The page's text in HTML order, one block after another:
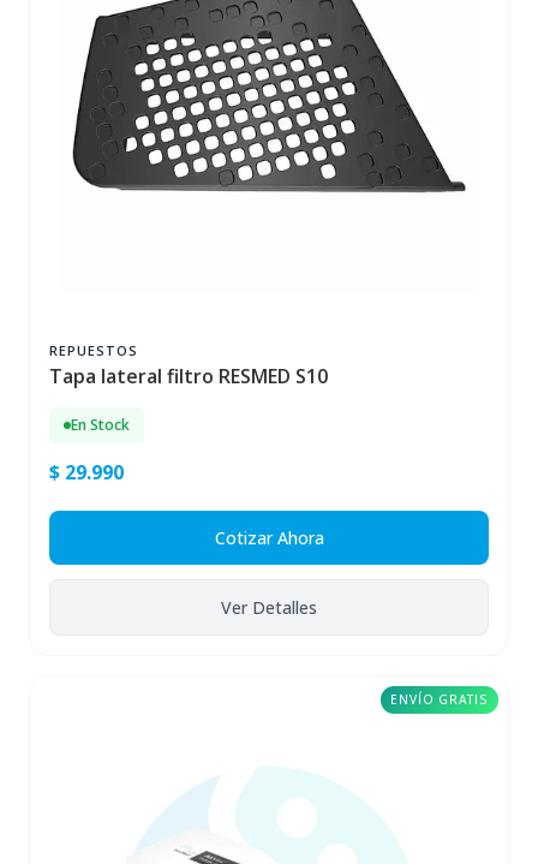
REPUESTOS
Tapa lateral filtro RESMED S10
En Stock
$ 29.990
Cotizar Ahora
Ver Detalles
ENVÍO GRATIS